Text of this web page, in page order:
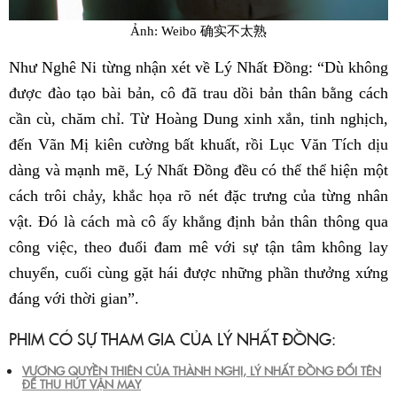
Ảnh: Weibo 确实不太熟
Như Nghê Ni từng nhận xét về Lý Nhất Đồng: “Dù không
được đào tạo bài bản, cô đã trau dồi bản thân bằng cách
cần cù, chăm chỉ. Từ Hoàng Dung xinh xắn, tinh nghịch,
đến Vãn Mị kiên cường bất khuất, rồi Lục Văn Tích dịu
dàng và mạnh mẽ, Lý Nhất Đồng đều có thể thể hiện một
cách trôi chảy, khắc họa rõ nét đặc trưng của từng nhân
vật. Đó là cách mà cô ấy khẳng định bản thân thông qua
công việc, theo đuổi đam mê với sự tận tâm không lay
chuyển, cuối cùng gặt hái được những phần thưởng xứng
đáng với thời gian”.
PHIM CÓ SỰ THAM GIA CỦA LÝ NHẤT ĐỒNG:
VƯƠNG QUYỀN THIÊN CỦA THÀNH NGHỊ, LÝ NHẤT ĐỒNG ĐỔI TÊN
ĐỂ THU HÚT VẬN MAY